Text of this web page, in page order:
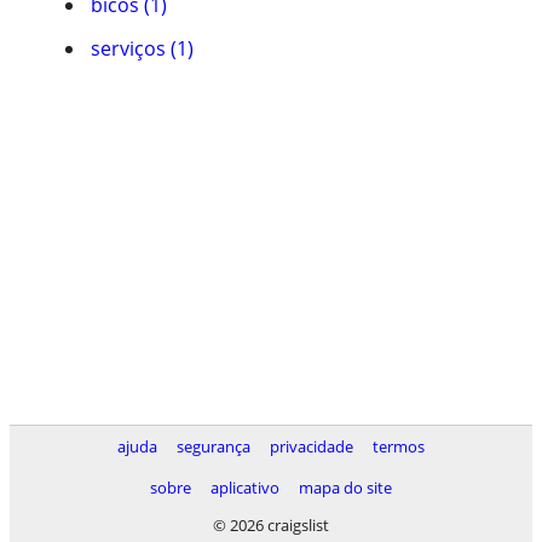
serviços (1)
ajuda segurança privacidade
termos
sobre
aplicativo
mapa do site
© 2026 craigslist